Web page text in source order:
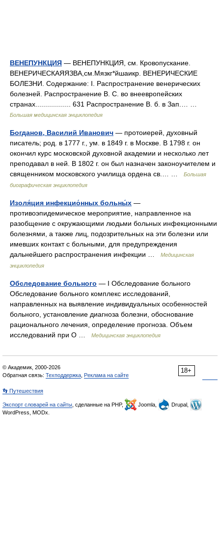
ВЕНЕПУНКЦИЯ — ВЕНЕПУНКЦИЯ, см. Кровопускание.
ВЕНЕРИЧЕСКАЯЯЗВА,см.Мязкг*йшаикр. ВЕНЕРИЧЕСКИЕ
БОЛЕЗНИ. Содержание: I. Распространение венерических
болезней. Распространение В. С. во внеевропейских
странах.................. 631 Распространение В. б. в Зап.… …
Большая медицинская энциклопедия
Богданов, Василий Иванович — протоиерей, духовный
писатель; род. в 1777 г., ум. в 1849 г. в Москве. В 1798 г. он
окончил курс московской духовной академии и несколько лет
преподавал в ней. В 1802 г. он был назначен законоучителем и
священником московского училища ордена св.… …
Большая
биографическая энциклопедия
Изоля́ция инфекцио́нных больны́х —
противоэпидемическое мероприятие, направленное на
разобщение с окружающими людьми больных инфекционными
болезнями, а также лиц, подозрительных на эти болезни или
имевших контакт с больными, для предупреждения
дальнейшего распространения инфекции …
Медицинская
энциклопедия
Обследование больного — I Обследование больного
Обследование больного комплекс исследований,
направленных на выявление индивидуальных особенностей
больного, установление диагноза болезни, обоснование
рационального лечения, определение прогноза. Объем
исследований при О …
Медицинская энциклопедия
18+
© Академик, 2000-2026
Обратная связь: Техподдержка Реклама на сайте
👣 Путешествия
Экспорт словарей на сайты , сделанные на PHP, Joomla,
Drupal,
WordPress, MODx.